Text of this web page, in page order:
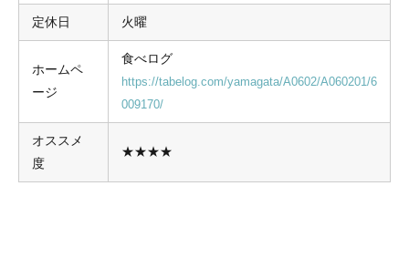
定休日 火曜
ホームペ
ージ
食べログ
https://tabelog.com/yamagata/A0602/A060201/6
009170/
オススメ
度
★★★★